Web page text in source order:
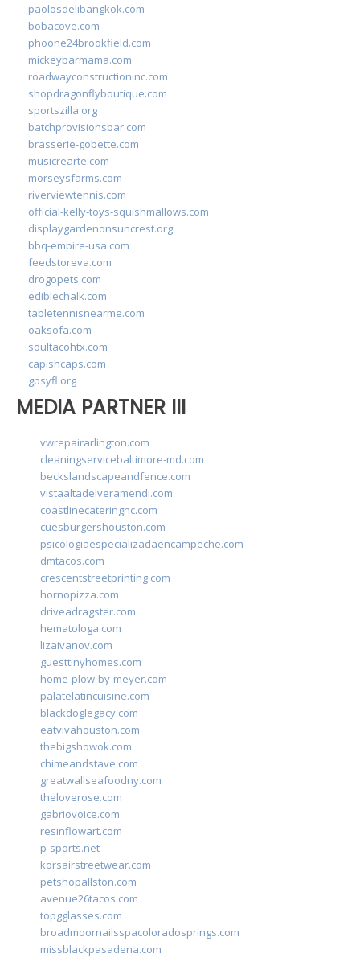
paolosdelibangkok.com
bobacove.com
phoone24brookfield.com
mickeybarmama.com
roadwayconstructioninc.com
shopdragonflyboutique.com
sportszilla.org
batchprovisionsbar.com
brasserie-gobette.com
musicrearte.com
morseysfarms.com
riverviewtennis.com
official-kelly-toys-squishmallows.com
displaygardenonsuncrest.org
bbq-empire-usa.com
feedstoreva.com
drogopets.com
ediblechalk.com
tabletennisnearme.com
oaksofa.com
soultacohtx.com
capishcaps.com
gpsyfl.org
MEDIA PARTNER III
vwrepairarlington.com
cleaningservicebaltimore-md.com
beckslandscapeandfence.com
vistaaltadelveramendi.com
coastlinecateringnc.com
cuesburgershouston.com
psicologiaespecializadaencampeche.com
dmtacos.com
crescentstreetprinting.com
hornopizza.com
driveadragster.com
hematologa.com
lizaivanov.com
guesttinyhomes.com
home-plow-by-meyer.com
palatelatincuisine.com
blackdoglegacy.com
eatvivahouston.com
thebigshowok.com
chimeandstave.com
greatwallseafoodny.com
theloverose.com
gabriovoice.com
resinflowart.com
p-sports.net
korsairstreetwear.com
petshopallston.com
avenue26tacos.com
topgglasses.com
broadmoornailsspacoloradosprings.com
missblackpasadena.com